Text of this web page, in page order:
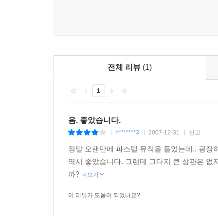
전체 리뷰 (1)
1
음. 좋았습니다.
h*******3 2007-12-31 신고
정말 오랜만에 파스텔 뮤직을 들었는데.. 굉장
역시 좋았습니다. 그런데 그다지 큰 상관은
까? 더보기
이 리뷰가 도움이 되었나요?